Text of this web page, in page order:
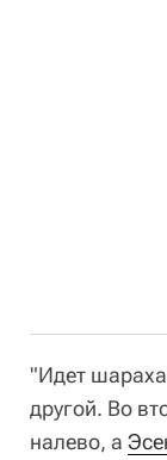
"Идет
другой. Во
налево, а